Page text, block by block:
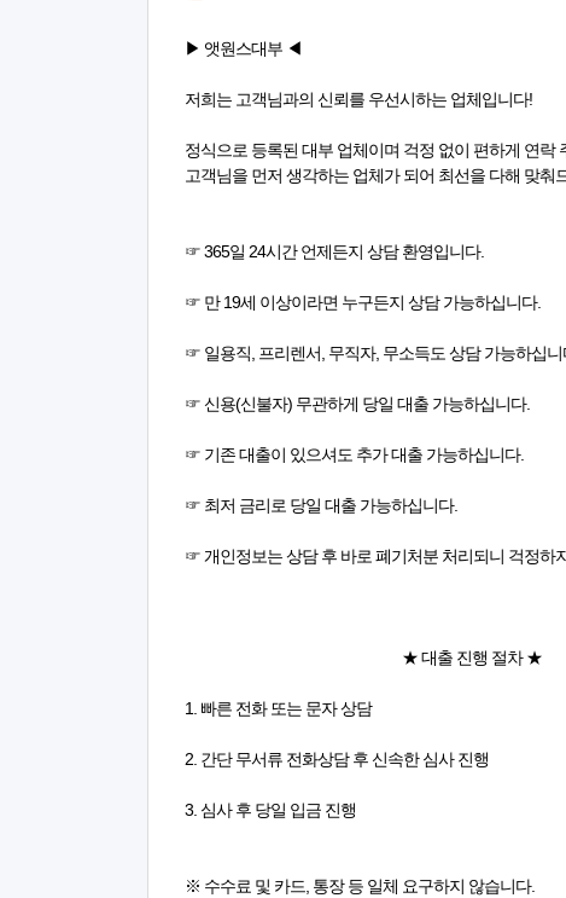
▶ 앳원스대부 ◀
저희는 고객님과의 신뢰를 우선시하는 업체입니다!
정식으로 등록된 대부 업체이며 걱정 없이 편하게 연
고객님을 먼저 생각하는 업체가 되어 최선을 다해 맞춰
☞ 365일 24시간 언제든지 상담 환영입니다.
☞ 만 19세 이상이라면 누구든지 상담 가능하십니다.
☞ 일용직, 프리렌서, 무직자, 무소득도 상담 가능하십니
☞ 신용(신불자) 무관하게 당일 대출 가능하십니다.
☞ 기존 대출이 있으셔도 추가 대출 가능하십니다.
☞ 최저 금리로 당일 대출 가능하십니다.
☞ 개인정보는 상담 후 바로 폐기처분 처리되니 걱정하
★ 대출 진행 절차 ★
1. 빠른 전화 또는 문자 상담
2. 간단 무서류 전화상담 후 신속한 심사 진행
3. 심사 후 당일 입금 진행
※ 수수료 및 카드, 통장 등 일체 요구하지 않습니다.